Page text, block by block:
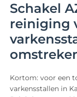
Schakel
reiniging
Kortom: voor een
varkensstallen in